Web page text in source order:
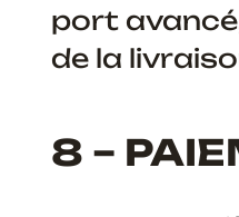
port
de la
8 –